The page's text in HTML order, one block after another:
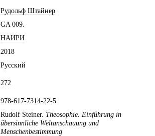
Рудольф Штайнер
GA 009.
НАИРИ
2018
Русский
272
978-617-7314-22-5
Rudolf Steiner. Theosophie. Einführung in
übersinnliche Weltanschauung und
Menschenbestimmung